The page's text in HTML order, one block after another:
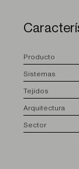
Producto
Sistemas
Tejidos
Arquitectura
Sector